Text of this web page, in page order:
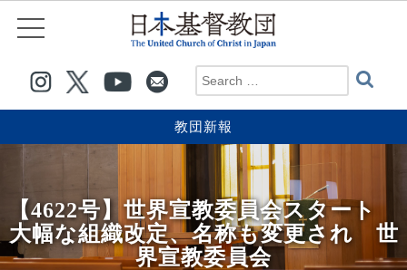
教団新報
【4622号】世界宣教委員会スタート
大幅な組織改定、名称も変更され 世
界宣教委員会